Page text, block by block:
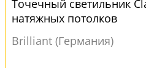
Точечный светильник
натяжных потолков
Brilliant (Германия)